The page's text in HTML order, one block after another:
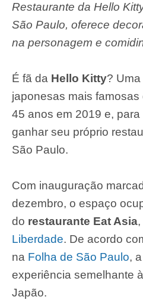
Restaurante da Hello
São Paulo, oferece
na personagem e
É fã da Hello Kitty?
japonesas mais
45 anos em 2019 e, para
ganhar seu próprio
São Paulo.
Com inauguração
dezembro, o espaço
do restaurante Eat Asia
Liberdade. De acordo
na Folha de São Paulo,
experiência semelhante
Japão.